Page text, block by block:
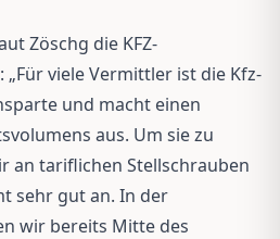
Zöschg die KFZ-
viele Vermittler ist die Kfz-
und macht einen
aus. Um sie zu
an tariflichen Stellschrauben
sehr gut an. In der
wir bereits Mitte des